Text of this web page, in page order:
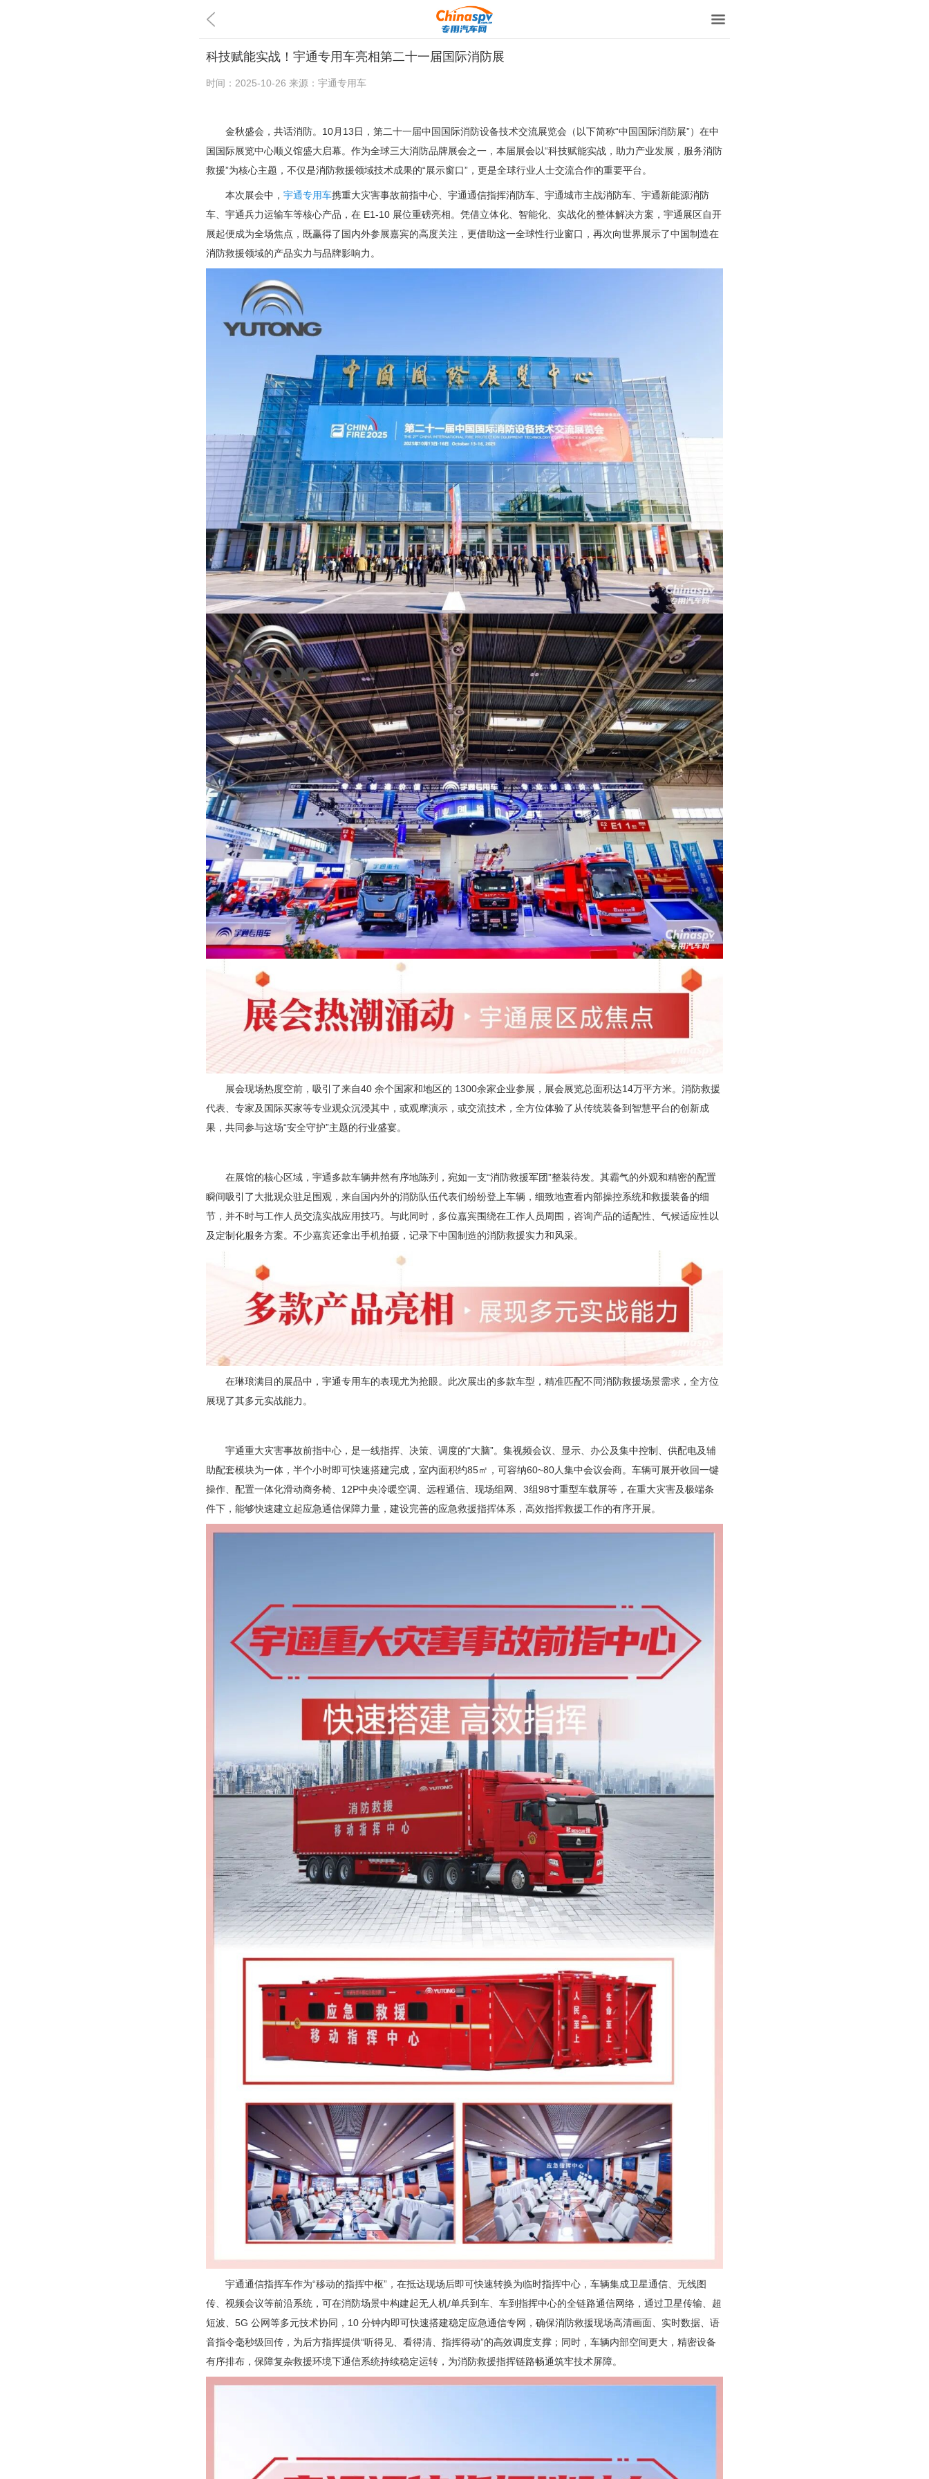
科技赋能实战！宇通专用车亮相第二十一届国际消防展
时间： 2025-10-26 来源： 宇通专用车
金秋盛会，共话消防。10月13日，第二十一届中国国际消防设备技术交流展览会（以下简称“中国国际消防展”）在中
国国际展览中心顺义馆盛大启幕。作为全球三大消防品牌展会之一，本届展会以“科技赋能实战，助力产业发展，服务消防
救援”为核心主题，不仅是消防救援领域技术成果的“展示窗口”，更是全球行业人士交流合作的重要平台。
本次展会中， 宇通专用车携重大灾害事故前指中心、宇通通信指挥消防车、宇通城市主战消防车、宇通新能源消防
车、宇通兵力运输车等核心产品，在 E1-10 展位重磅亮相。凭借立体化、智能化、实战化的整体解决方案，宇通展区自开
展起便成为全场焦点，既赢得了国内外参展嘉宾的高度关注，更借助这一全球性行业窗口，再次向世界展示了中国制造在
消防救援领域的产品实力与品牌影响力。
展会现场热度空前，吸引了来自40 余个国家和地区的 1300余家企业参展，展会展览总面积达14万平方米。消防救援
代表、专家及国际买家等专业观众沉浸其中，或观摩演示，或交流技术，全方位体验了从传统装备到智慧平台的创新成
果，共同参与这场“安全守护”主题的行业盛宴。
在展馆的核心区域，宇通多款车辆井然有序地陈列，宛如一支“消防救援军团”整装待发。其霸气的外观和精密的配置
瞬间吸引了大批观众驻足围观，来自国内外的消防队伍代表们纷纷登上车辆，细致地查看内部操控系统和救援装备的细
节，并不时与工作人员交流实战应用技巧。与此同时，多位嘉宾围绕在工作人员周围，咨询产品的适配性、气候适应性以
及定制化服务方案。不少嘉宾还拿出手机拍摄，记录下中国制造的消防救援实力和风采。
在琳琅满目的展品中，宇通专用车的表现尤为抢眼。此次展出的多款车型，精准匹配不同消防救援场景需求，全方位
展现了其多元实战能力。
宇通重大灾害事故前指中心，是一线指挥、决策、调度的“大脑”。集视频会议、显示、办公及集中控制、供配电及辅
助配套模块为一体，半个小时即可快速搭建完成，室内面积约85㎡，可容纳60~80人集中会议会商。车辆可展开收回一键
操作、配置一体化滑动商务椅、12P中央冷暖空调、远程通信、现场组网、3组98寸重型车载屏等，在重大灾害及极端条
件下，能够快速建立起应急通信保障力量，建设完善的应急救援指挥体系，高效指挥救援工作的有序开展。
宇通通信指挥车作为“移动的指挥中枢”，在抵达现场后即可快速转换为临时指挥中心，车辆集成卫星通信、无线图
传、视频会议等前沿系统，可在消防场景中构建起无人机/单兵到车、车到指挥中心的全链路通信网络，通过卫星传输、超
短波、5G 公网等多元技术协同，10 分钟内即可快速搭建稳定应急通信专网，确保消防救援现场高清画面、实时数据、语
音指令毫秒级回传，为后方指挥提供“听得见、看得清、指挥得动”的高效调度支撑；同时，车辆内部空间更大，精密设备
有序排布，保障复杂救援环境下通信系统持续稳定运转，为消防救援指挥链路畅通筑牢技术屏障。